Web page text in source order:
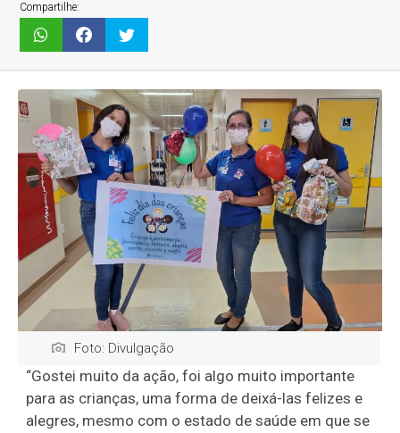
Compartilhe:
Foto: Divulgação
“Gostei muito da ação, foi algo muito importante
para as crianças, uma forma de deixá-las felizes e
alegres, mesmo com o estado de saúde em que se